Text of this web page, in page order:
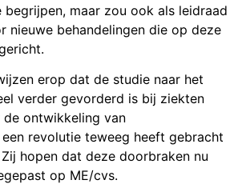
maar zou ook als leidraad
nieuwe behandelingen die op deze
erop dat de studie naar het
verder gevorderd is bij ziekten
de ontwikkeling van
revolutie teweeg heeft gebracht
hopen dat deze doorbraken nu
op ME/cvs.